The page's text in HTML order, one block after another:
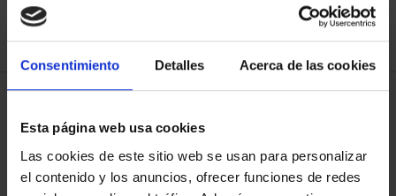
Consentimiento Detalles Acerca de las cookies
Esta página web usa cookies
Las cookies de este sitio web se usan para personalizar
el contenido y los anuncios, ofrecer funciones de redes